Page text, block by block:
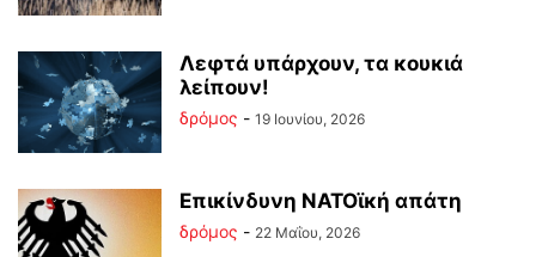
Λεφτά υπάρχουν, τα κουκιά
λείπουν!
δρόμος - 19 Ιουνίου, 2026
Επικίνδυνη ΝΑΤΟϊκή απάτη
δρόμος - 22 Μαΐου, 2026